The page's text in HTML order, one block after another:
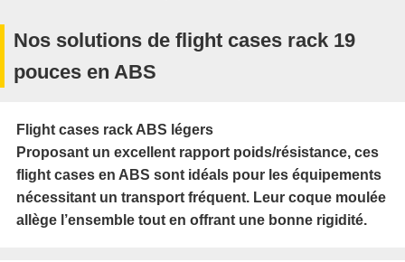
Nos solutions de flight cases rack 19
pouces en ABS
Flight cases rack ABS légers
Proposant un excellent rapport poids/résistance, ces
flight cases en ABS sont idéals pour les équipements
nécessitant un transport fréquent. Leur coque moulée
allège l’ensemble tout en offrant une bonne rigidité.